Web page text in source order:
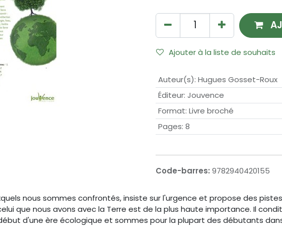
Ajouter à la liste de souhaits
Auteur(s): Hugues Gosset-Roux
Éditeur: Jouvence
Format: Livre broché
Pages: 8
Code-barres: 9782940420155
nous sommes confrontés, insiste sur l'urgence et propose des
que nous avons avec la Terre est de la plus haute importance. Il
d'une ère écologique et sommes pour la plupart des débutants